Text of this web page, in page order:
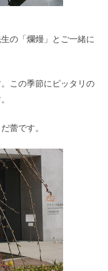
の「爛熳」とご一緒に
この季節にピッタリの
蕾です。